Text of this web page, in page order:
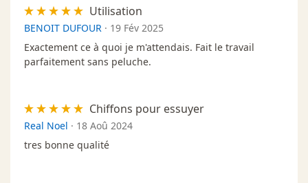
Utilisation
BENOIT DUFOUR · 19 Fév 2025
Exactement ce à quoi je m'attendais. Fait le travail
parfaitement sans peluche.
Chiffons pour essuyer
Real Noel · 18 Aoû 2024
tres bonne qualité